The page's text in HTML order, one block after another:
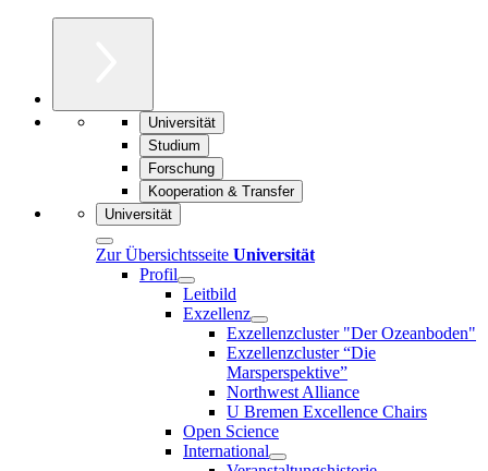
Universität
Studium
Forschung
Kooperation & Transfer
Universität
Zur Übersichtsseite Universität
Profil
Leitbild
Exzellenz
Exzellenzcluster "Der Ozeanboden"
Exzellenzcluster “Die
Marsperspektive”
Northwest Alliance
U Bremen Excellence Chairs
Open Science
International